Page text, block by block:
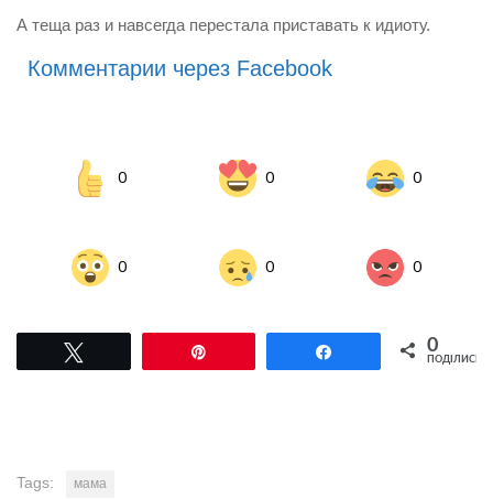
А теща раз и навсегда перестала приставать к идиоту.
Комментарии через Facebook
0 0 0
0 0 0
Поділитися0
ПОДІЛИСЬ
Tags: мама